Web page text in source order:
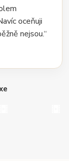
oceňuji
nejsou.“